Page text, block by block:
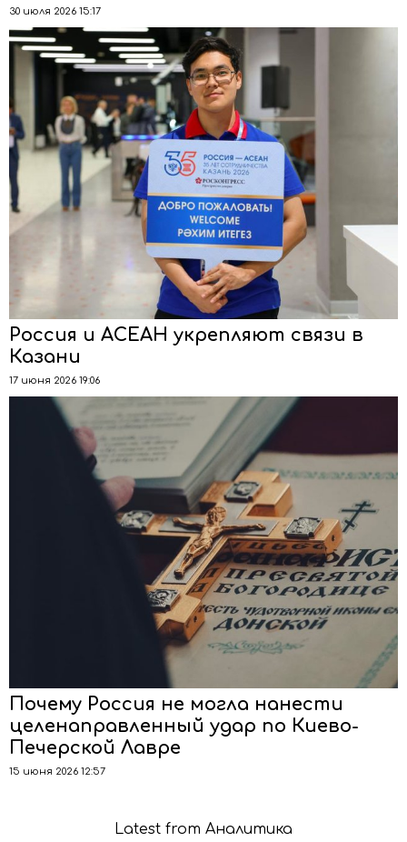
30 июля 2026 15:17
Россия и АСЕАН укрепляют связи в
Казани
17 июня 2026 19:06
Почему Россия не могла нанести
целенаправленный удар по Киево-
Печерской Лавре
15 июня 2026 12:57
Latest from Аналитика